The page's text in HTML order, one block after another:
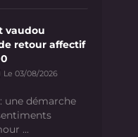
vaudou
retour affectif
Le 03/08/2026
une démarche
...